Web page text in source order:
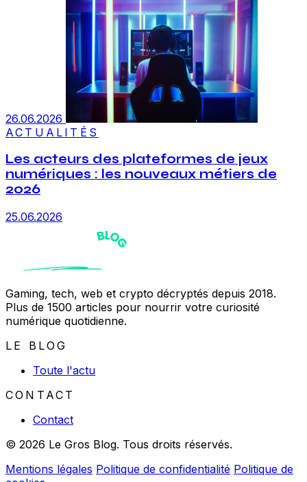
26.06.2026
ACTUALITÉS
Les acteurs des plateformes de jeux
numériques : les nouveaux métiers de
2026
25.06.2026
Gaming, tech, web et crypto décryptés depuis 2018.
Plus de 1500 articles pour nourrir votre curiosité
numérique quotidienne.
LE BLOG
Toute l'actu
CONTACT
Contact
© 2026 Le Gros Blog. Tous droits réservés.
Mentions légales Politique de confidentialité Politique de